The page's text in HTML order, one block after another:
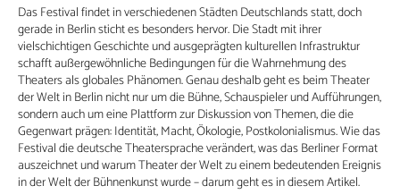
Das Festival findet in verschiedenen Städten Deutschlands statt, doch
gerade in Berlin sticht es besonders hervor. Die Stadt mit ihrer
vielschichtigen Geschichte und ausgeprägten kulturellen Infrastruktur
schafft außergewöhnliche Bedingungen für die Wahrnehmung des
Theaters als globales Phänomen. Genau deshalb geht es beim Theater
der Welt in Berlin nicht nur um die Bühne, Schauspieler und Aufführungen,
sondern auch um eine Plattform zur Diskussion von Themen, die die
Gegenwart prägen: Identität, Macht, Ökologie, Postkolonialismus. Wie das
Festival die deutsche Theatersprache verändert, was das Berliner Format
auszeichnet und warum Theater der Welt zu einem bedeutenden Ereignis
in der Welt der Bühnenkunst wurde – darum geht es in diesem Artikel.